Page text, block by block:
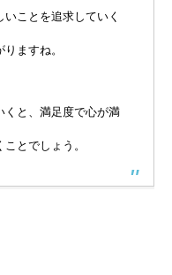
ことを追求していく
ますね。
くと、満足度で心が満
とでしょう。